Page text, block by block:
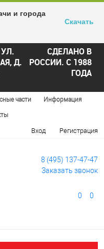
Д.
СДЕЛАНО В
РОССИИ. С 1988
ГОДА
части Информация
Вход Регистрация
8 (495) 137-47-47
Заказать звонок
0 0
и города
Скачать